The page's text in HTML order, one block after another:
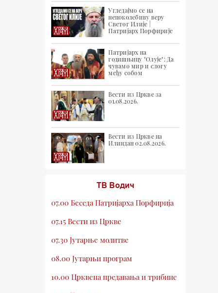
Угледајмо се на
непоколебиву веру
Светог Илије |
Патријарх Порфирије
Патријарх на
годишњицу "Олује": Да
чувамо мир и слогу
међу собом
Вести из Цркве за
01.08.2026.
Вести из Цркве на
Илиндан 02.08.2026.
ТВ Водич
07.00 Беседа Патријарха Порфирија
07.15 Вести из Цркве
07.30 Јутарње молитве
08.00 Јутарњи програм
10.00 Црквена предавања и трибине